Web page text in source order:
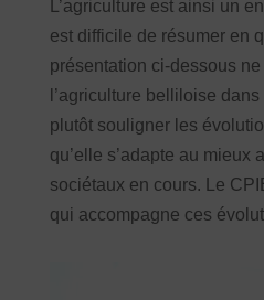
L’agriculture est ainsi un
est difficile de résumer en
présentation ci-dessous
l’agriculture belliloise
plutôt souligner les
qu’elle s’adapte au mieux
sociétaux en cours. Le
qui accompagne ces